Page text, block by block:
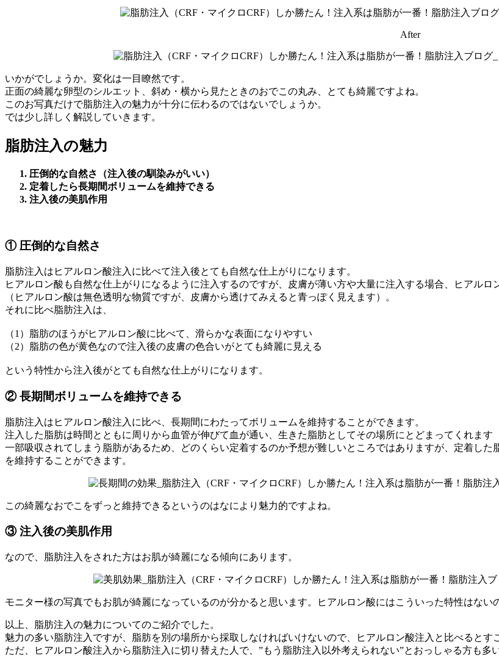
After
いかがでしょうか。変化は一目瞭然です。
正面の綺麗な卵型のシルエット、斜め・横から見たときのおでこの丸み 、とても綺麗ですよね。
このお写真だけで脂肪注入の魅力が十分に伝わるのではないでしょうか。
では少し詳しく解説していきます。
脂肪注入の魅力
圧倒的な自然さ（注入後の馴染みがいい）
定着したら長期間ボリュームを維持できる
注入後の美肌作用
① 圧倒的な自然さ
脂肪注入はヒアルロン酸注入に比べて注入後とても自然な仕上がりになります。
ヒアルロン酸も自然な仕上がりになるように注入するのですが、皮膚が薄い方や大量に注入する場合、ヒアル
（ヒアルロン酸は無色透明な物質ですが、皮膚から透けてみえると青っぽく見えます）。
それに比べ脂肪注入は、
（1）脂肪のほうがヒアルロン酸に比べて、滑らかな表面になりやすい
（2）脂肪の色が黄色なので注入後の皮膚の色合いがとても綺麗に見える
という特性から注入後がとても自然な仕上がり になります。
② 長期間ボリュームを維持できる
脂肪注入はヒアルロン酸注入に比べ、長期間にわたってボリュームを維持することができます。
注入した脂肪は時間とともに周りから血管が伸びて血が通い、生きた脂肪としてその場所にとどまって くれます
一部吸収されてしまう脂肪があるため、どのくらい定着するのか予想が難しいところではありますが、定着し
を維持することができます。
この綺麗なおでこをずっと維持できるというのはなにより魅力的ですよね。
③ 注入後の美肌作用
なので、脂肪注入をされた方はお肌が綺麗になる傾向にあります。
モニター様の写真でもお肌が綺麗になっているのが分かると思います。ヒアルロン酸にはこういった特性はない
以上、脂肪注入の魅力についてのご紹介でした。
魅力の多い脂肪注入ですが、脂肪を別の場所から採取しなければいけないので、ヒアルロン酸注入と比べるとす
ただ、
ヒアルロン酸注入から脂肪注入に切り替えた人で、”もう脂肪注入以外考えられない”とおっしゃる方も多